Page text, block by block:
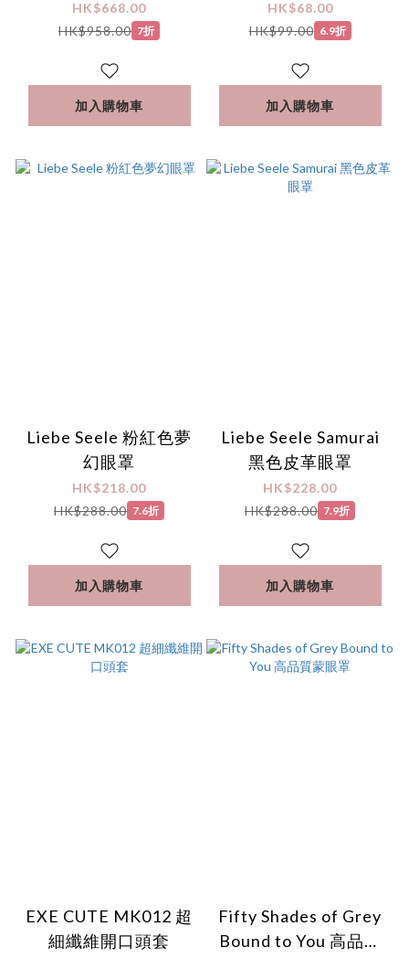
HK$668.00
HK$958.00 7折
加入購物車
- 手眼罩
HK$68.00
HK$99.00 6.9折
加入購物車
Liebe Seele 粉紅色夢
幻眼罩
HK$218.00
HK$288.00 7.6折
加入購物車
Liebe Seele Samurai
黑色皮革眼罩
HK$228.00
HK$288.00 7.9折
加入購物車
EXE CUTE MK012 超
細纖維開口頭套
Fifty Shades of Grey
Bound to You 高品質